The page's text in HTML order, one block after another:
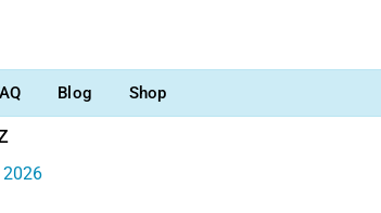
Blog Shop
2026